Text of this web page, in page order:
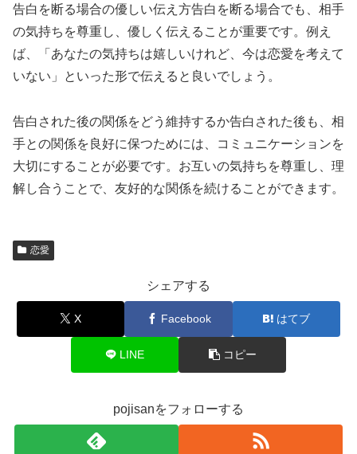
告白を断る場合の優しい伝え方告白を断る場合でも、相手
の気持ちを尊重し、優しく伝えることが重要です。例え
ば、「あなたの気持ちは嬉しいけれど、今は恋愛を考えて
いない」といった形で伝えると良いでしょう。
告白された後の関係をどう維持するか告白された後も、相
手との関係を良好に保つためには、コミュニケーションを
大切にすることが必要です。お互いの気持ちを尊重し、理
解し合うことで、友好的な関係を続けることができます。
恋愛
シェアする
X Facebook はてブ
LINE コピー
pojisanをフォローする